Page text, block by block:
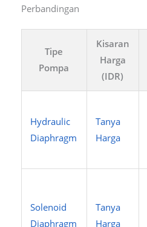
Perbandingan
Tipe
Pompa
Kisaran
Harga
(IDR)
Hydraulic
Diaphragm
Tanya
Harga
Solenoid
Diaphragm
Tanya
Harga